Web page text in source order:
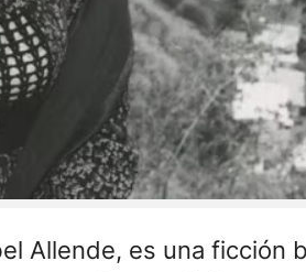
Allende, es una ficción